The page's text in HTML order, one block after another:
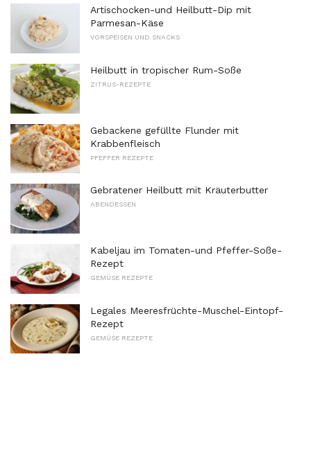
Artischocken-und Heilbutt-Dip mit
Parmesan-Käse
VORSPEISEN UND SNACKS
Heilbutt in tropischer Rum-Soße
ZITRUS-REZEPTE
Gebackene gefüllte Flunder mit
Krabbenfleisch
PFEFFER REZEPTE
Gebratener Heilbutt mit Kräuterbutter
ABENDESSEN
Kabeljau im Tomaten-und Pfeffer-Soße-
Rezept
GEMÜSE REZEPTE
Legales Meeresfrüchte-Muschel-Eintopf-
Rezept
GEMÜSE REZEPTE